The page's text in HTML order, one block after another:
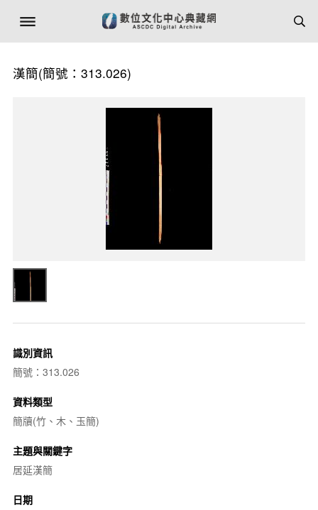
漢簡(簡號：313.026)
識別資訊
簡號：313.026
資料類型
簡牘(竹、木、玉簡)
主題與關鍵字
居延漢簡
日期